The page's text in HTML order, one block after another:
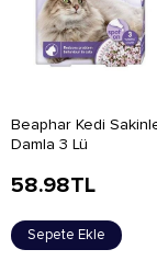
Beaphar Kedi
Damla 3 Lü
58.98TL
Sepete Ekle